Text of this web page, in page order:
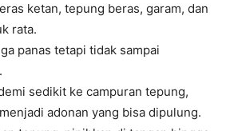
ketan, tepung beras, garam, dan
rata.
panas tetapi tidak sampai
sedikit ke campuran tepung,
adonan yang bisa dipulung.